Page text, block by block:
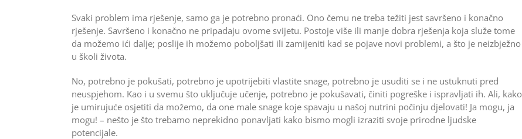
Svaki problem ima rješenje, samo ga je potrebno pronaći. Ono čemu ne treba težiti jest savršeno i konačno
rješenje. Savršeno i konačno ne pripadaju ovome svijetu. Postoje više ili manje dobra rješenja koja služe tome
da možemo ići dalje; poslije ih možemo poboljšati ili zamijeniti kad se pojave novi problemi, a što je neizbježno
u školi života.
No, potrebno je pokušati, po­trebno je upotrijebiti vlastite snage, potrebno je usuditi se i ne ustuknuti pred
neuspjehom. Kao i u svemu što uključuje učenje, potrebno je pokušavati, činiti pogreške i ispra­vljati ih. Ali, kako
je umirujuće osjetiti da možemo, da one male snage koje spavaju u našoj nutrini počinju djelovati! Ja mogu, ja
mogu! – nešto je što trebamo neprekidno pona­vljati kako bismo mogli izraziti svoje prirodne ljudske
potencijale.